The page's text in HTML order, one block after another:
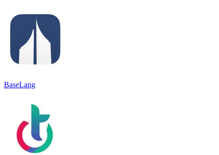
BaseLang